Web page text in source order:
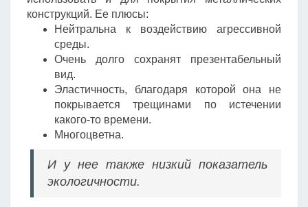
конструкций. Ее плюсы:
Нейтральна к воздействию агрессивной
среды.
Очень долго сохранят презентабельный
вид.
Эластичность, благодаря которой она не
покрывается трещинами по истечении
какого-то времени.
Многоцветна.
И у нее также низкий показатель
экологичности.